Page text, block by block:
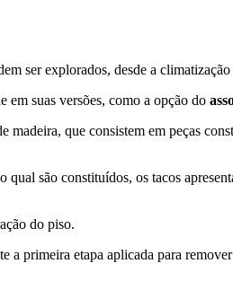
ser explorados, desde a
suas versões, como a opção do
que consistem em peças
são constituídos, os tacos
do piso.
primeira etapa aplicada para